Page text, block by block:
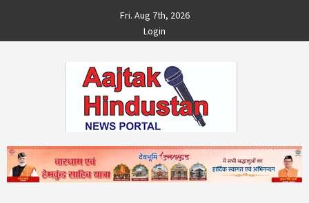
content
Fri. Aug 7th, 2026
Login